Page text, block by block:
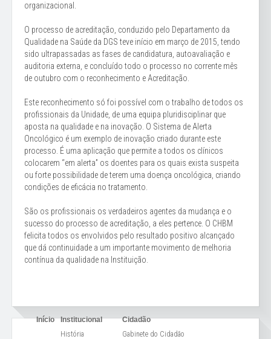
organizacional.
O processo de acreditação, conduzido pelo Departamento da
Qualidade na Saúde da DGS teve início em março de 2015, tendo
sido ultrapassadas as fases de candidatura, autoavaliação e
auditoria externa, e concluído todo o processo no corrente mês
de outubro com o reconhecimento e Acreditação.
Este reconhecimento só foi possível com o trabalho de todos os
profissionais da Unidade, de uma equipa pluridisciplinar que
aposta na qualidade e na inovação. O Sistema de Alerta
Oncológico é um exemplo de inovação criado durante este
processo. É uma aplicação que permite a todos os clínicos
colocarem “em alerta” os doentes para os quais exista suspeita
ou forte possibilidade de terem uma doença oncológica, criando
condições de eficácia no tratamento.
São os profissionais os verdadeiros agentes da mudança e o
sucesso do processo de acreditação, a eles pertence. O CHBM
felicita todos os envolvidos pelo resultado positivo alcançado
que dá continuidade a um importante movimento de melhoria
contínua da qualidade na Instituição.
Início
Institucional
História
Cidadão
Gabinete do Cidadão